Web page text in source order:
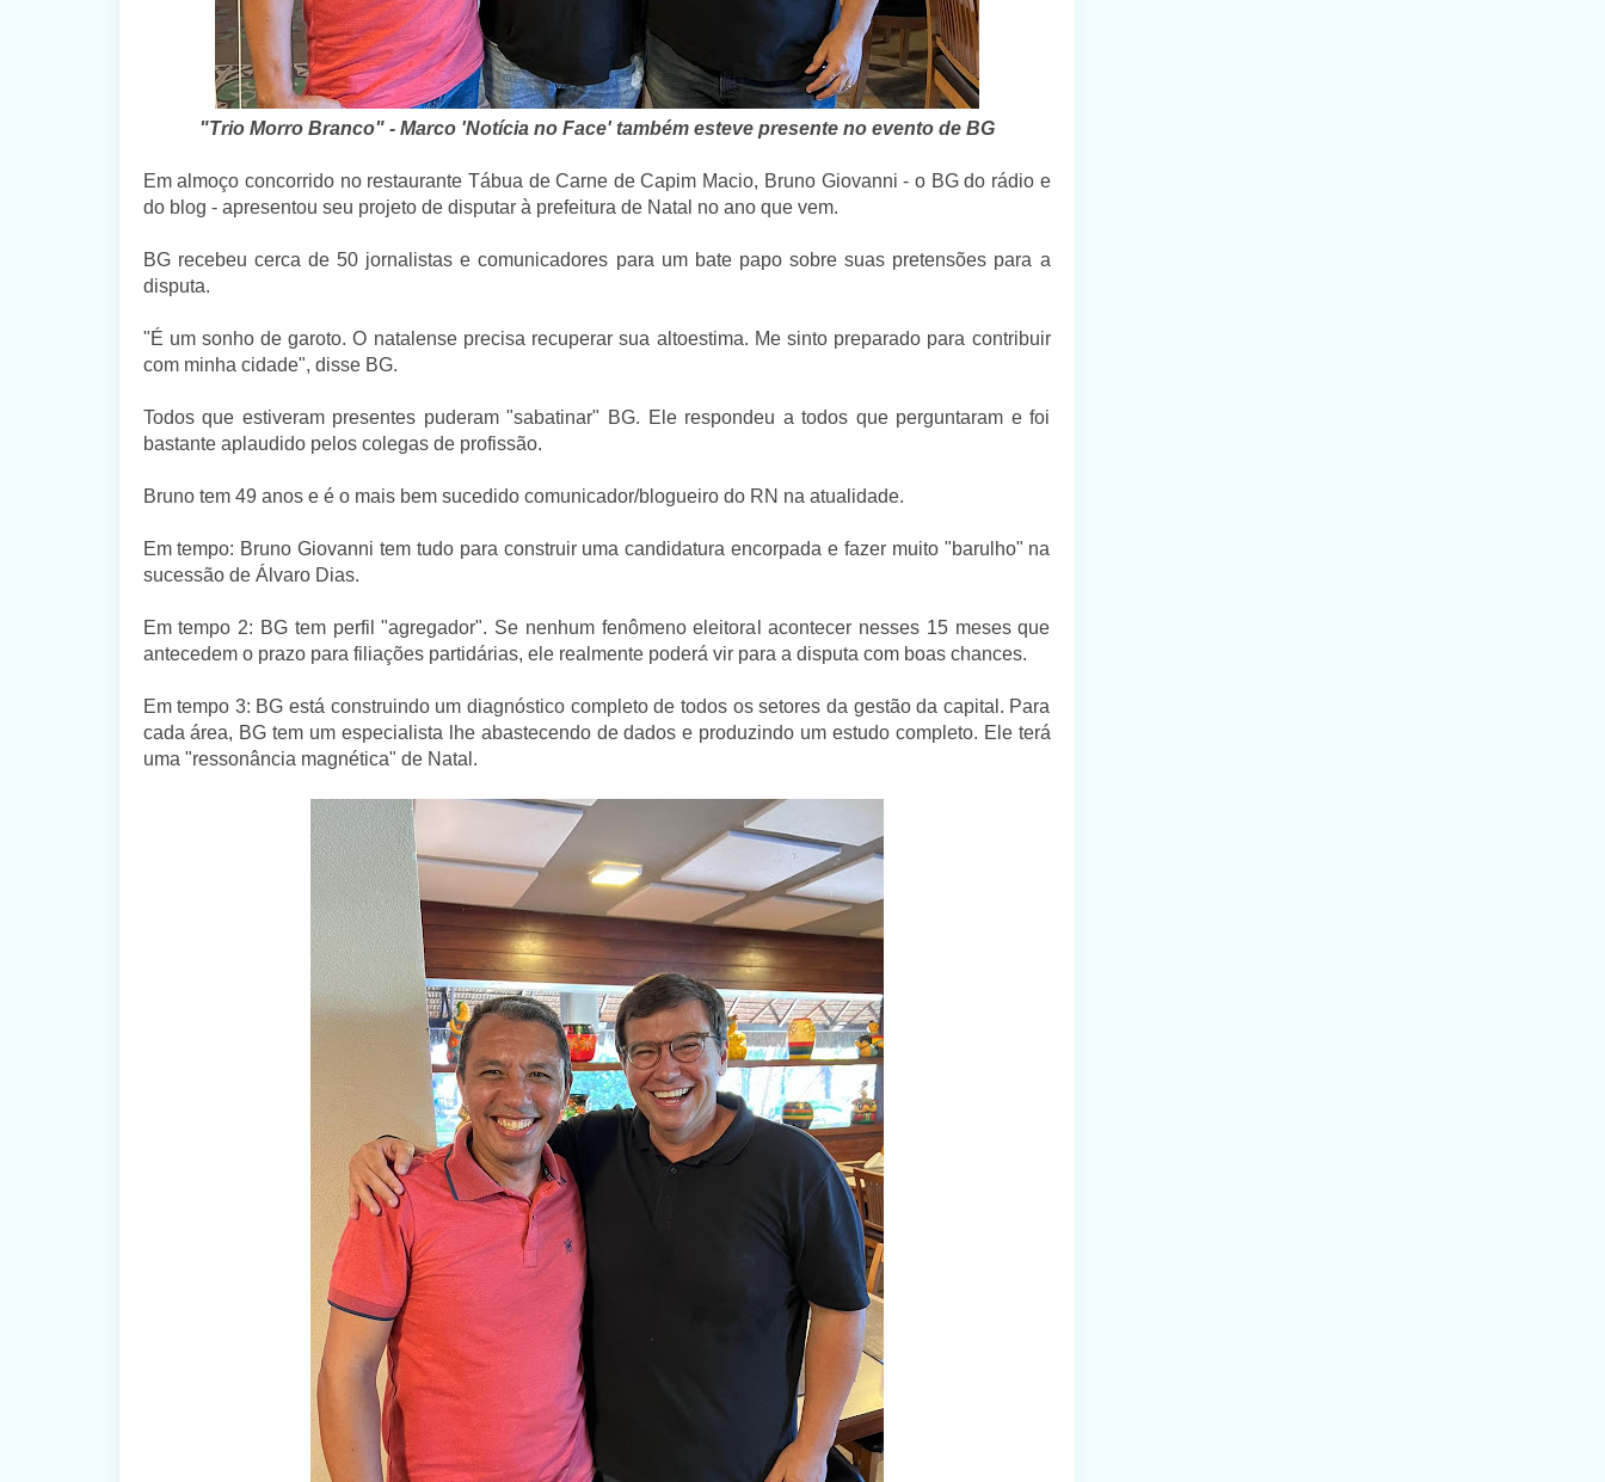
"Trio Morro Branco" - Marco 'Notícia no Face' também esteve presente no evento de BG
Em almoço concorrido no restaurante Tábua de Carne de Capim Macio, Bruno Giovanni - o BG do rádio e
do blog - apresentou seu projeto de disputar à prefeitura de Natal no ano que vem.
BG recebeu cerca de 50 jornalistas e comunicadores para um bate papo sobre suas pretensões para a
disputa.
"É um sonho de garoto. O natalense precisa recuperar sua altoestima. Me sinto preparado para contribuir
com minha cidade", disse BG.
Todos que estiveram presentes puderam "sabatinar" BG. Ele respondeu a todos que perguntaram e foi
bastante aplaudido pelos colegas de profissão.
Bruno tem 49 anos e é o mais bem sucedido comunicador/blogueiro do RN na atualidade.
Em tempo: Bruno Giovanni tem tudo para construir uma candidatura encorpada e fazer muito "barulho" na
sucessão de Álvaro Dias.
Em tempo 2: BG tem perfil "agregador". Se nenhum fenômeno eleitoral acontecer nesses 15 meses que
antecedem o prazo para filiações partidárias, ele realmente poderá vir para a disputa com boas chances.
Em tempo 3: BG está construindo um diagnóstico completo de todos os setores da gestão da capital. Para
cada área, BG tem um especialista lhe abastecendo de dados e produzindo um estudo completo. Ele terá
uma "ressonância magnética" de Natal.